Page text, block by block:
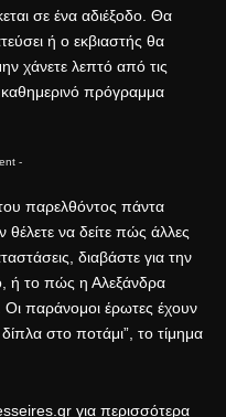
σε ένα αδιέξοδο. Θα
ή ο εκβιαστής θα
χάνετε λεπτό από τις
καθημερινό πρόγραμμα
-
παρελθόντος πάντα
να δείτε πώς άλλες
διαβάστε για την
, ή το πώς η Αλεξάνδρα
Οι παράνομοι έρωτες έχουν
στο ποτάμι”, το τίμημα
για περισσότερα